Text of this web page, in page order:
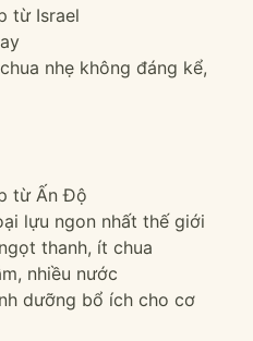
từ Israel
nhẹ không đáng kể,
từ Ấn Độ
lựu ngon nhất thế giới
thanh, ít chua
nhiều nước
dưỡng bổ ích cho cơ